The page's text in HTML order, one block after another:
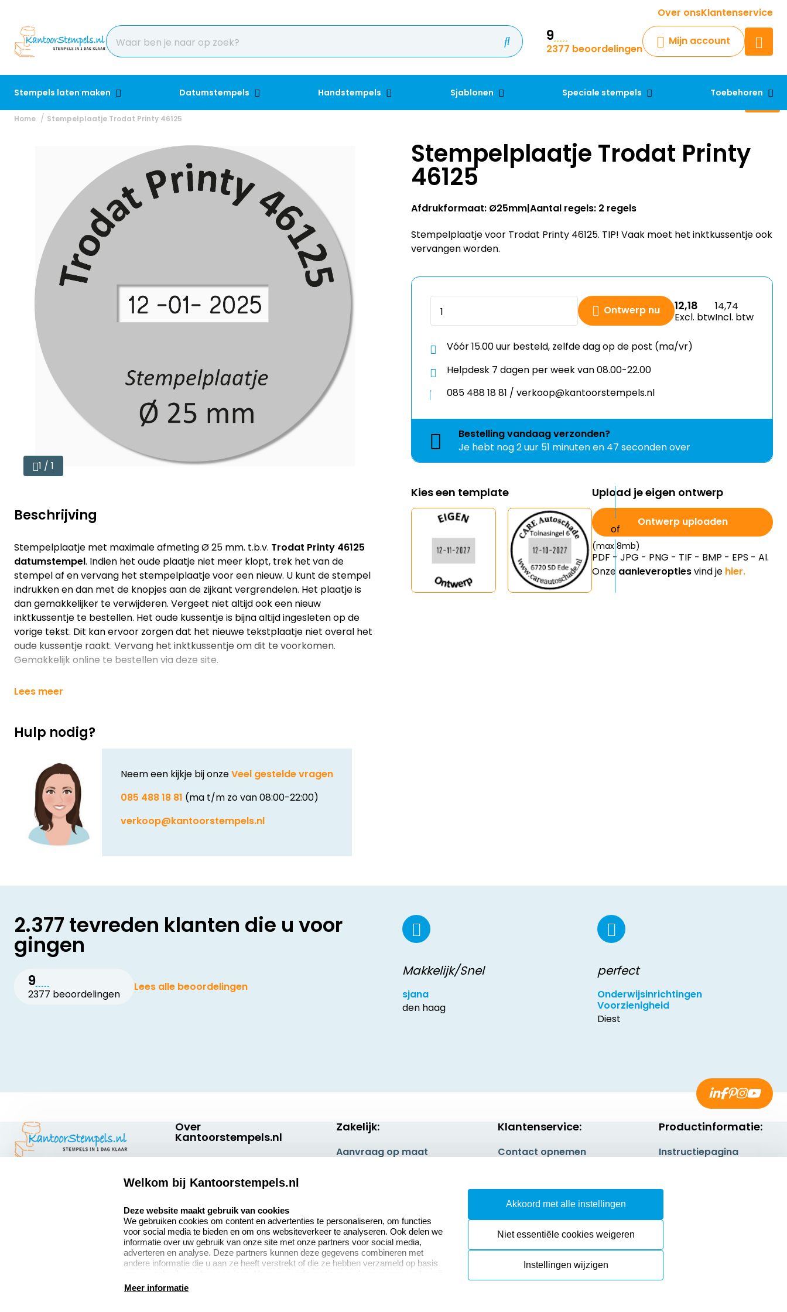
Over onsKlantenservice
9
2377 beoordelingen
Mijn account
Stempels laten maken Datumstempels Handstempels Sjablonen Speciale stempels Toebehoren
Krijg een antwoord op uw vraag
Chatbot
Chat 24/7 met onze chatbot
Contact
Home Stempelplaatje Trodat Printy 46125
1 / 1
Beschrijving
Stempelplaatje met maximale afmeting Ø 25 mm. t.b.v. Trodat Printy 46125
datumstempel. Indien het oude plaatje niet meer klopt, trek het van de
stempel af en vervang het stempelplaatje voor een nieuw. U kunt de stempel
indrukken en dan met de knopjes aan de zijkant vergrendelen. Het plaatje is
dan gemakkelijker te verwijderen. Vergeet niet altijd ook een nieuw
inktkussentje te bestellen. Het oude kussentje is bijna altijd ingesleten op de
vorige tekst. Dit kan ervoor zorgen dat het nieuwe tekstplaatje niet overal het
oude kussentje raakt. Vervang het inktkussentje om dit te voorkomen.
Gemakkelijk online te bestellen via deze site.
Lees meer
Hulp nodig?
Neem een kijkje bij onzeVeel gestelde vragen
085 488 18 81 (ma t/m zo van 08:00-22:00)
verkoop@kantoorstempels.nl
Stempelplaatje Trodat Printy
46125
Afdrukformaat: Ø25mm Aantal regels: 2 regels
Stempelplaatje voor Trodat Printy 46125. TIP! Vaak moet het inktkussentje ook
vervangen worden.
Ontwerp nu 12,18
Excl. btw
14,74
Incl. btw
Vóór 15.00 uur besteld, zelfde dag op de post (ma/vr)
Helpdesk 7 dagen per week van 08.00-22.00
085 488 18 81 / verkoop@kantoorstempels.nl
Bestellingvandaagverzonden?
Je hebt nog2 uur 51 minuten en 46 seconden over
Kies een template Upload je eigen ontwerp
Ontwerp uploaden
(max 8mb)
PDF - JPG - PNG - TIF - BMP - EPS - AI.
Onze aanleveroptiesvind je hier.
2.377 tevreden klanten die u voor
gingen
9
2377 beoordelingen
Lees alle beoordelingen
Makkelijk/Snel
sjana
den haag
perfect
Onderwijsinrichtingen
Voorzienigheid
Diest
Over
Kantoorstempels.nl
Bedrijfsgegevens
Extra informatie
Onze vacatures
Zakelijk:
Aanvraag op maat
Sale
Klantenservice:
Contact opnemen
Herroepingsrecht
Productinformatie:
Instructiepagina
Safety Sheets
Sitemap
Welkom bij Kantoorstempels.nl
Deze website maakt gebruik van cookies
We gebruiken cookies om content en advertenties te personaliseren, om functies
voor social media te bieden en om ons websiteverkeer te analyseren. Ook delen we
informatie over uw gebruik van onze site met onze partners voor social media,
adverteren en analyse. Deze partners kunnen deze gegevens combineren met
andere informatie die u aan ze heeft verstrekt of die ze hebben verzameld op basis
verzamelen verwijzen wij u graag door naar ons privacy statement.
Meer informatie
Akkoord met alle instellingen
Niet essentiële cookies weigeren
Instellingen wijzigen